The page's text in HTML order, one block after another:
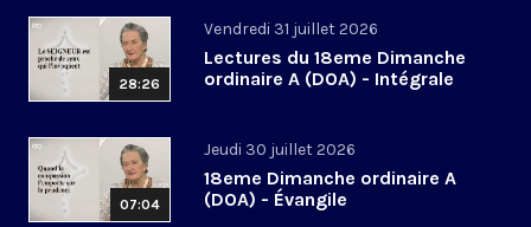
28:26
Vendredi 31 juillet 2026
Lectures du 18eme Dimanche
ordinaire A (DOA) - Intégrale
07:04
Jeudi 30 juillet 2026
18eme Dimanche ordinaire A
(DOA) - Évangile